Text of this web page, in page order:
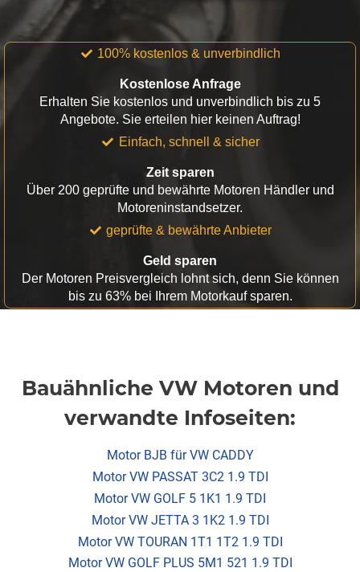
100% kostenlos & unverbindlich
Kostenlose Anfrage
Erhalten Sie kostenlos und unverbindlich bis zu 5
Angebote. Sie erteilen hier keinen Auftrag!
Einfach, schnell & sicher
Zeit sparen
Über 200 geprüfte und bewährte Motoren Händler und
Motoreninstandsetzer.
geprüfte & bewährte Anbieter
Geld sparen
Der Motoren Preisvergleich lohnt sich, denn Sie können
bis zu 63% bei Ihrem Motorkauf sparen.
Bauähnliche VW Motoren und
verwandte Infoseiten:
Motor BJB für VW CADDY
Motor VW PASSAT 3C2 1.9 TDI
Motor VW GOLF 5 1K1 1.9 TDI
Motor VW JETTA 3 1K2 1.9 TDI
Motor VW TOURAN 1T1 1T2 1.9 TDI
Motor VW GOLF PLUS 5M1 521 1.9 TDI